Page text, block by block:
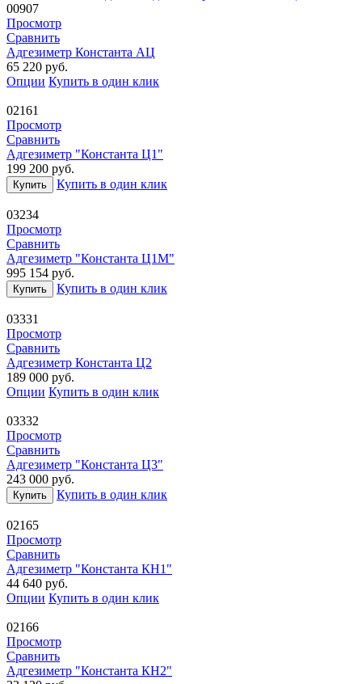
00907
Просмотр
Сравнить
Адгезиметр Константа АЦ
65 220 руб.
Опции Купить в один клик
02161
Просмотр
Сравнить
Адгезиметр "Константа Ц1"
199 200 руб.
Купить Купить в один клик
03234
Просмотр
Сравнить
Адгезиметр "Константа Ц1М"
995 154 руб.
Купить Купить в один клик
03331
Просмотр
Сравнить
Адгезиметр Константа Ц2
189 000 руб.
Опции Купить в один клик
03332
Просмотр
Сравнить
Адгезиметр "Константа Ц3"
243 000 руб.
Купить Купить в один клик
02165
Просмотр
Сравнить
Адгезиметр "Константа КН1"
44 640 руб.
Опции Купить в один клик
02166
Просмотр
Сравнить
Адгезиметр "Константа КН2"